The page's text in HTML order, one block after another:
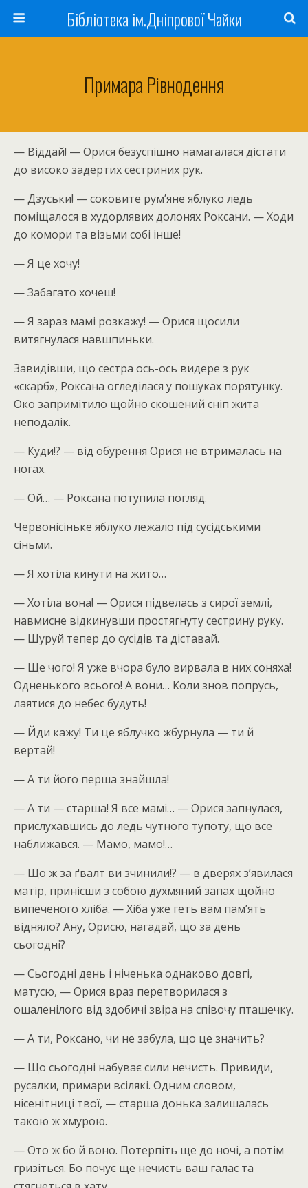
Бібліотека ім.Дніпрової Чайки
Примара Рівнодення
— Віддай! — Орися безуспішно намагалася дістати
до високо задертих сестриних рук.
— Дзуськи! — соковите рум’яне яблуко ледь
поміщалося в худорлявих долонях Роксани. — Ходи
до комори та візьми собі інше!
— Я це хочу!
— Забагато хочеш!
— Я зараз мамі розкажу! — Орися щосили
витягнулася навшпиньки.
Завидівши, що сестра ось-ось видере з рук
«скарб», Роксана огледілася у пошуках порятунку.
Око запримітило щойно скошений сніп жита
неподалік.
— Куди!? — від обурення Орися не втрималась на
ногах.
— Ой… — Роксана потупила погляд.
Червонісіньке яблуко лежало під сусідськими
сіньми.
— Я хотіла кинути на жито…
— Хотіла вона! — Орися підвелась з сирої землі,
навмисне відкинувши простягнуту сестрину руку.
— Шуруй тепер до сусідів та діставай.
— Ще чого! Я уже вчора було вирвала в них соняха!
Одненького всього! А вони… Коли знов попрусь,
лаятися до небес будуть!
— Йди кажу! Ти це яблучко жбурнула — ти й
вертай!
— А ти його перша знайшла!
— А ти — старша! Я все мамі… — Орися запнулася,
прислухавшись до ледь чутного тупоту, що все
наближався. — Мамо, мамо!…
— Що ж за ґвалт ви зчинили!? — в дверях з’явилася
матір, принісши з собою духмяний запах щойно
випеченого хліба. — Хіба уже геть вам пам’ять
відняло? Ану, Орисю, нагадай, що за день
сьогодні?
— Сьогодні день і ніченька однаково довгі,
матусю, — Орися враз перетворилася з
ошаленілого від здобичі звіра на співочу пташечку.
— А ти, Роксано, чи не забула, що це значить?
— Що сьогодні набуває сили нечисть. Привиди,
русалки, примари всілякі. Одним словом,
нісенітниці твої, — старша донька залишалась
такою ж хмурою.
— Ото ж бо й воно. Потерпіть ще до ночі, а потім
гризіться. Бо почує ще нечисть ваш галас та